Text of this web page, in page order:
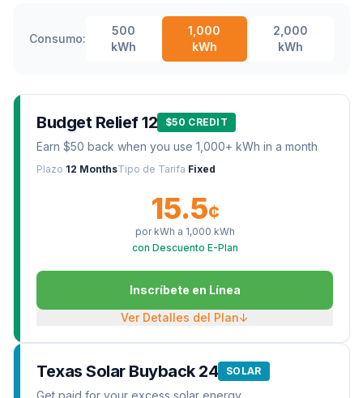
Consumo:
500
kWh
1,000
kWh
2,000
kWh
Budget Relief 12 $50 CREDIT
Earn $50 back when you use 1,000+ kWh in a month
Plazo 12 MonthsTipo de Tarifa Fixed
15.5¢
por kWh a 1,000 kWh
con Descuento E-Plan
Inscríbete en Línea
Ver Detalles del Plan↓
Texas Solar Buyback 24 SOLAR